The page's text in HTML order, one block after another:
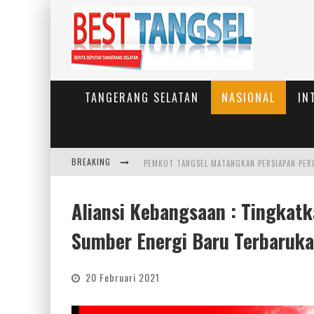
TANGERANG SELATAN NASIONAL
BREAKING PEMKOT TANGSEL MATANGKAN PERSIAPAN
Aliansi Kebangsaan :
Sumber Energi Baru
20 Februari 2021